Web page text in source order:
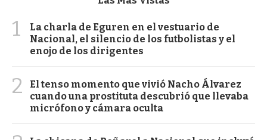
1
La charla de Eguren en el vestuario de
Nacional, el silencio de los futbolistas y el
enojo de los dirigentes
2
El tenso momento que vivió Nacho Álvarez
cuando una prostituta descubrió que llevaba
micrófono y cámara oculta